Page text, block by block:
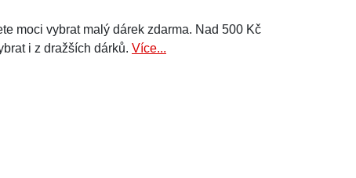
moci vybrat malý dárek zdarma. Nad 500 Kč
i z dražších dárků. Více...